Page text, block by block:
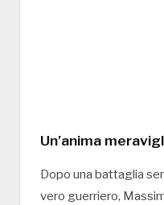
Un’anima
Dopo una battaglia
vero guerriero,